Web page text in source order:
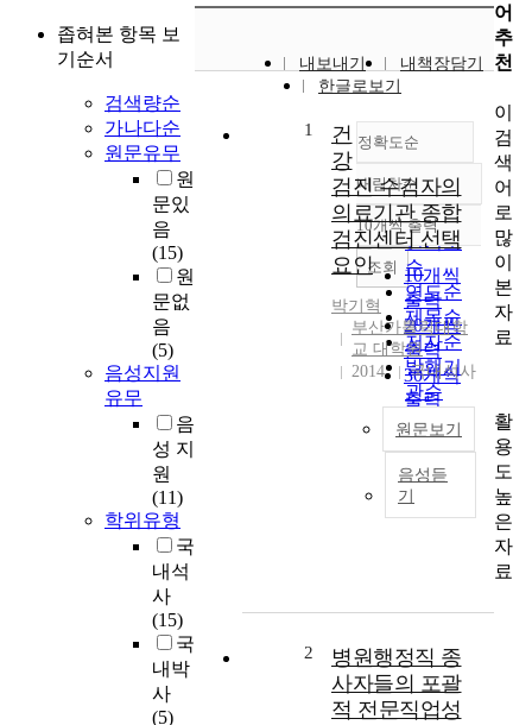
좁혀본 항목 보
기순서
검색량순
가나다순
원문유무
원
문있
음
(15)
원
문없
음
(5)
음성지원
유무
음
성 지
원
(11)
학위유형
국
내석
사
(15)
국
내박
사
(5)
내보내기
내책장담기
한글로보기
정확도순
정확도
순
인기도
순
연도순
제목순
저자순
발행기
관순
내림차순
내림차순
10개씩 출력
10개씩
출력
20개씩
출력
30개씩
출력
50개씩
출력
100개씩
출력
조회
1
건
강
검진 수검자의
의료기관 종합
검진센터 선택
요인
박기혁
부산가톨릭대학
교 대학원
2014
국내석사
원문보기
음성듣
기
2
병원행정직 종
사자들의 포괄
적 전문직업성
어
추
천
이
검
색
어
로
많
이
본
자
료
활
용
도
높
은
자
료